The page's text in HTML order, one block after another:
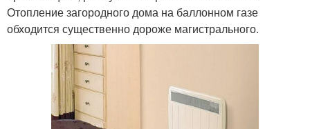
Отопление загородного дома на баллонном газе
обходится существенно дороже магистрального.